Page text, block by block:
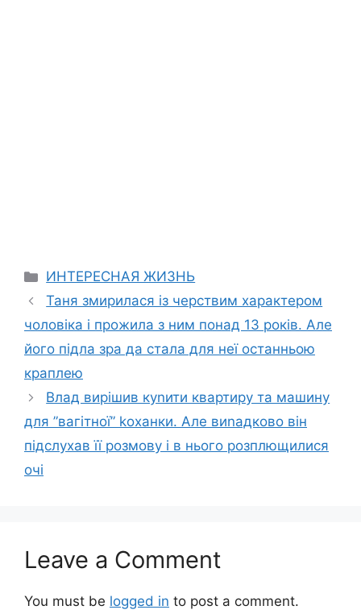
Categories
ИНТЕРЕСНАЯ ЖИЗНЬ
Таня змирилася із черствим характером
чоловіка і прожила з ним понад 13 років. Але
його підла зра да стала для неї останньою
краплею
Влад вирішив куnити квартиру та машину
для ”вагітної” kоханки. Але виnадково він
підслухав її розмову і в нього розплющилися
очі
Leave a Comment
You must be logged in to post a comment.